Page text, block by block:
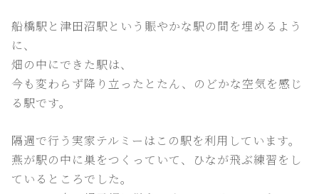
船橋駅と津田沼駅という賑やかな駅の間を埋めるよう
に、
畑の中にできた駅は、
今も変わらず降り立ったとたん、のどかな空気を感じ
る駅です。
隔週で行う実家テルミーはこの駅を利用しています。
燕が駅の中に巣をつくっていて、ひなが飛ぶ練習をし
ているところでした。